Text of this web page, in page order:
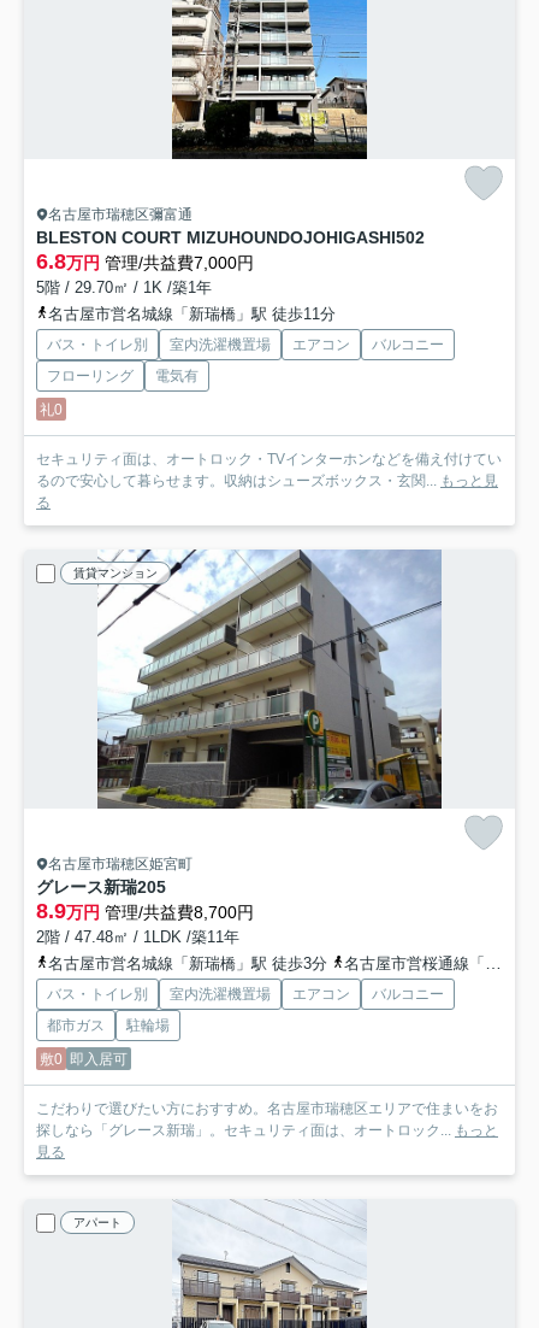
名古屋市瑞穂区彌富通
BLESTON COURT MIZUHOUNDOJOHIGASHI502
6.8万円 管理/共益費7,000円
5階 / 29.70㎡ / 1K /築1年
名古屋市営名城線「新瑞橋」駅 徒歩11分
バス・トイレ別 室内洗濯機置場 エアコン
バルコニー
フローリング
電気有
礼0
セキュリティ面は、オートロック・TVインターホンなどを備え付けてい
るので安心して暮らせます。収納はシューズボックス・玄関... もっと見
る
賃貸マンション
名古屋市瑞穂区姫宮町
グレース新瑞205
8.9万円 管理/共益費8,700円
2階 / 47.48㎡ / 1LDK /築11年
名古屋市営名城線「新瑞橋」駅 徒歩3分
名古屋市営桜通線「新瑞橋」駅 徒歩3分
バス・トイレ別 室内洗濯機置場 エアコン
バルコニー
都市ガス
駐輪場
敷0 即入居可
こだわりで選びたい方におすすめ。名古屋市瑞穂区エリアで住まいをお
探しなら「グレース新瑞」。セキュリティ面は、オートロック... もっと
見る
アパート